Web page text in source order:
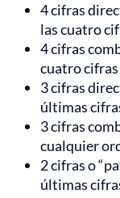
4 cifras
las cuatro
4 cifras
cuatro
3 cifras
últimas
3 cifras
cualquier
2 cifras o
últimas